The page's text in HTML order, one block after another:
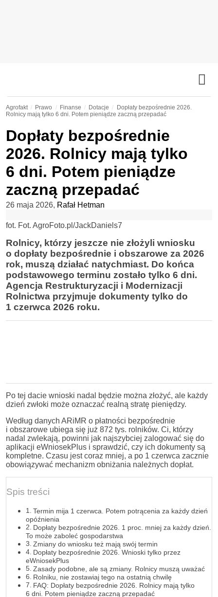
Agrofakt Prawo Finanse Dotacje
Dopłaty bezpośrednie 2026.
Rolnicy mają tylko 6 dni. Potem pieniądze zaczną przepadać
Dopłaty bezpośrednie
2026. Rolnicy mają tylko
6 dni. Potem pieniądze
zaczną przepadać
26 maja 2026, Rafał Hetman
fot. Fot. AgroFoto.pl/JackDaniels7
Rolnicy, którzy jeszcze nie złożyli wniosku
o dopłaty bezpośrednie i obszarowe za 2026
rok, muszą działać natychmiast. Do końca
podstawowego terminu zostało tylko 6 dni.
Agencja Restrukturyzacji i Modernizacji
Rolnictwa przyjmuje dokumenty tylko do
1 czerwca 2026 roku.
Po tej dacie wnioski nadal będzie można złożyć, ale każdy
dzień zwłoki może oznaczać realną stratę pieniędzy.
Według danych ARiMR o płatności bezpośrednie
i obszarowe ubiega się już 872 tys. rolników. Ci, którzy
nadal zwlekają, powinni jak najszybciej zalogować się do
aplikacji eWniosekPlus i sprawdzić, czy ich dokumenty są
kompletne. Czasu jest coraz mniej, a po 1 czerwca zacznie
obowiązywać mechanizm obniżania należnych dopłat.
Spis treści
Termin mija 1 czerwca. Potem potrącenia za każdy dzień
opóźnienia
Dopłaty bezpośrednie 2026. 1 proc. mniej za każdy dzień.
To może zaboleć gospodarstwa
Zmiany do wniosku też mają swój termin
Dopłaty bezpośrednie 2026. Wnioski tylko przez
eWniosekPlus
Zasady podobne, ale są zmiany. Rolnicy muszą uważać
Rolniku, nie zostawiaj tego na ostatnią chwilę
FAQ: Dopłaty bezpośrednie 2026. Rolnicy mają tylko
6 dni. Potem pieniądze zaczną przepadać